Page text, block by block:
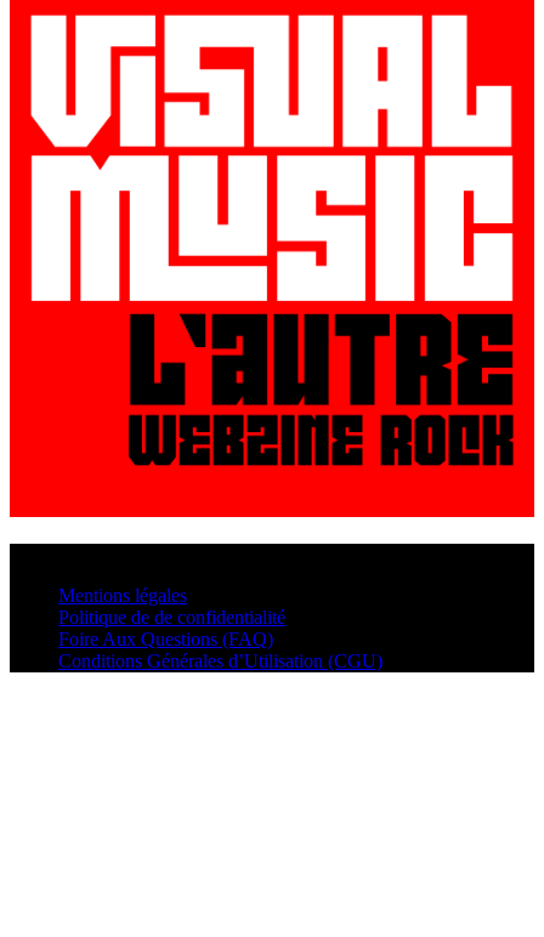
Mentions légales
Politique de de confidentialité
Foire Aux Questions (FAQ)
Conditions Générales d’Utilisation (CGU)